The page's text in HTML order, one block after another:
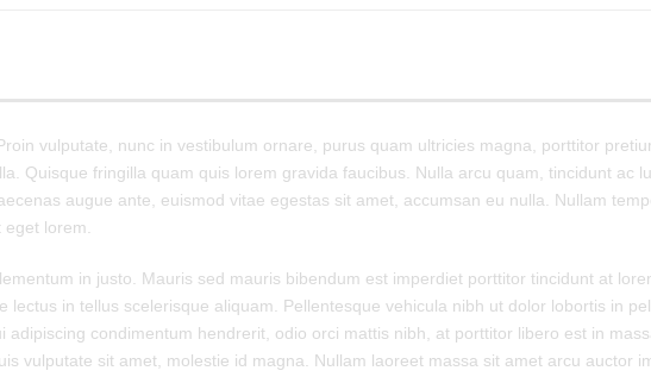
vulputate, nunc in vestibulum ornare, purus quam ultricies magna, porttitor
Quisque fringilla quam quis lorem gravida faucibus. Nulla arcu quam, tincidunt ac
augue ante, euismod vitae egestas sit amet, accumsan eu nulla. Nullam
lorem.
in justo. Mauris sed mauris bibendum est imperdiet porttitor tincidunt at
lectus in tellus scelerisque aliquam. Pellentesque vehicula nibh ut dolor lobortis in
condimentum hendrerit, odio orci mattis nibh, at porttitor libero est in
vulputate sit amet, molestie id magna. Nullam laoreet massa sit amet arcu auctor